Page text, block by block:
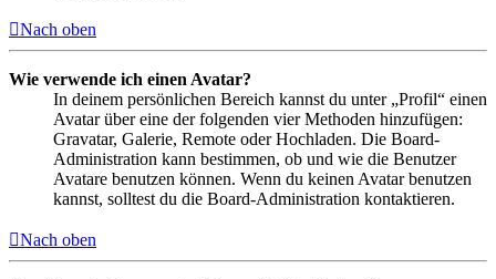
Nach oben
Wie verwende ich einen Avatar?
In deinem persönlichen Bereich kannst du unter „Profil“ einen
Avatar über eine der folgenden vier Methoden hinzufügen:
Gravatar, Galerie, Remote oder Hochladen. Die Board-
Administration kann bestimmen, ob und wie die Benutzer
Avatare benutzen können. Wenn du keinen Avatar benutzen
kannst, solltest du die Board-Administration kontaktieren.
Nach oben